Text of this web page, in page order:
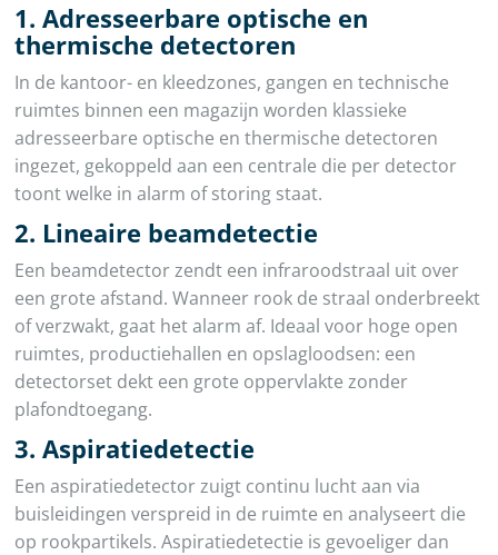
1. Adresseerbare optische en
thermische detectoren
In de kantoor- en kleedzones, gangen en technische
ruimtes binnen een magazijn worden klassieke
adresseerbare optische en thermische detectoren
ingezet, gekoppeld aan een centrale die per detector
toont welke in alarm of storing staat.
2. Lineaire beamdetectie
Een beamdetector zendt een infraroodstraal uit over
een grote afstand. Wanneer rook de straal onderbreekt
of verzwakt, gaat het alarm af. Ideaal voor hoge open
ruimtes, productiehallen en opslagloodsen: een
detectorset dekt een grote oppervlakte zonder
plafondtoegang.
3. Aspiratiedetectie
Een aspiratiedetector zuigt continu lucht aan via
buisleidingen verspreid in de ruimte en analyseert die
op rookpartikels. Aspiratiedetectie is gevoeliger dan